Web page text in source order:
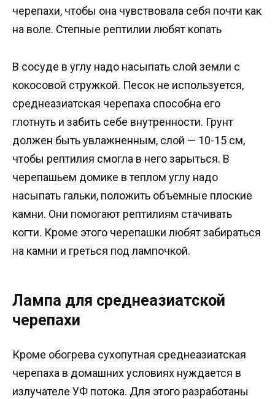
черепахи, чтобы она чувствовала себя почти как
на воле. Степные рептилии любят копать
В сосуде в углу надо насыпать слой земли с
кокосовой стружкой. Песок не используется,
среднеазиатская черепаха способна его
глотнуть и забить себе внутренности. Грунт
должен быть увлажненным, слой — 10-15 см,
чтобы рептилия смогла в него зарыться. В
черепашьем домике в теплом углу надо
насыпать гальки, положить объемные плоские
камни. Они помогают рептилиям стачивать
когти. Кроме этого черепашки любят забираться
на камни и греться под лампочкой.
Лампа для среднеазиатской
черепахи
Кроме обогрева сухопутная среднеазиатская
черепаха в домашних условиях нуждается в
излучателе УФ потока. Для этого разработаны